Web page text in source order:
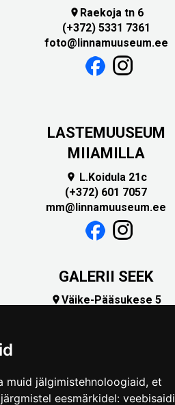
muid jälgimistehnoloogiaid, et
eesmärkidel: veebisaidi
 Raekoja tn 6
(+372) 5331 7361
foto@linnamuuseum.ee
LASTEMUUSEUM
MIIAMILLA
 L.Koidula 21c
(+372) 601 7057
mm@linnamuuseum.ee
GALERII SEEK
Väike-Pääsukese 5